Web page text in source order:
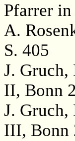
Pfarrer
A.
S. 405
J. Gruch,
II, Bonn
J. Gruch,
III, Bonn